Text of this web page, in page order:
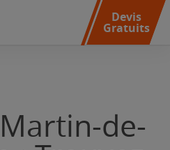
Devis
Gratuits
de-